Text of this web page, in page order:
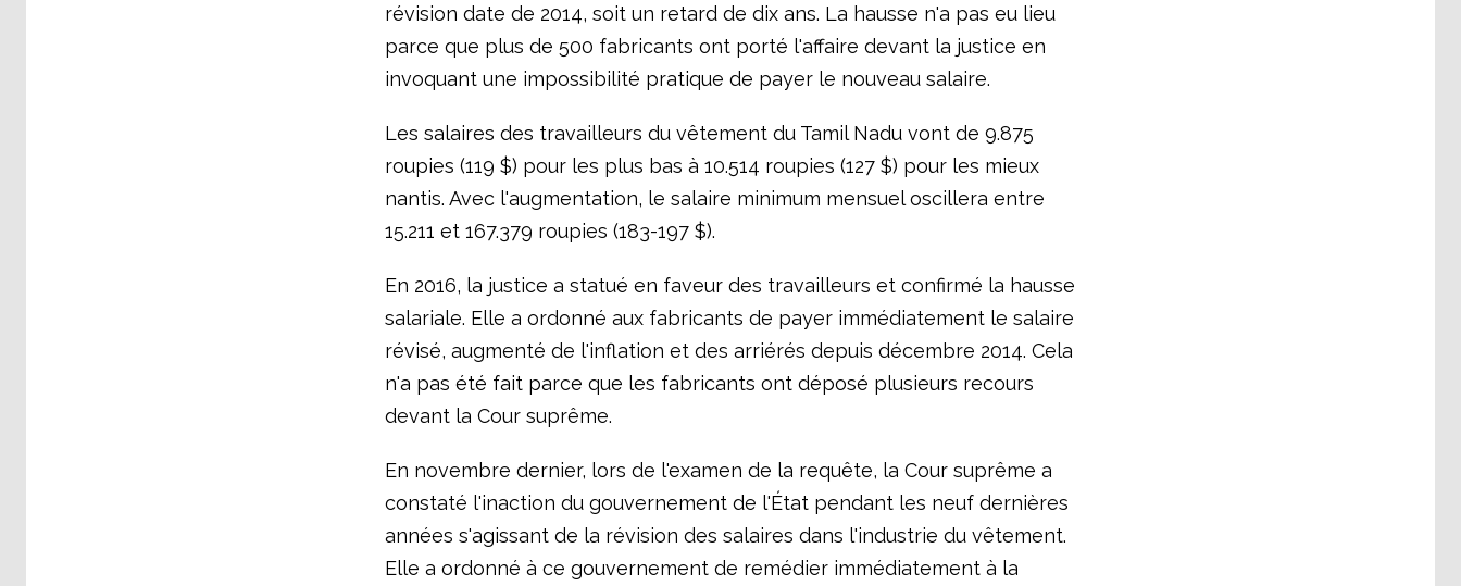
révision date de 2014, soit un retard de dix ans. La hausse n'a pas eu lieu
parce que plus de 500 fabricants ont porté l'affaire devant la justice en
invoquant une impossibilité pratique de payer le nouveau salaire.
Les salaires des travailleurs du vêtement du Tamil Nadu vont de 9.875
roupies (119 $) pour les plus bas à 10.514 roupies (127 $) pour les mieux
nantis. Avec l'augmentation, le salaire minimum mensuel oscillera entre
15.211 et 167.379 roupies (183-197 $).
En 2016, la justice a statué en faveur des travailleurs et confirmé la hausse
salariale. Elle a ordonné aux fabricants de payer immédiatement le salaire
révisé, augmenté de l'inflation et des arriérés depuis décembre 2014. Cela
n'a pas été fait parce que les fabricants ont déposé plusieurs recours
devant la Cour suprême.
En novembre dernier, lors de l'examen de la requête, la Cour suprême a
constaté l'inaction du gouvernement de l'État pendant les neuf dernières
années s'agissant de la révision des salaires dans l'industrie du vêtement.
Elle a ordonné à ce gouvernement de remédier immédiatement à la